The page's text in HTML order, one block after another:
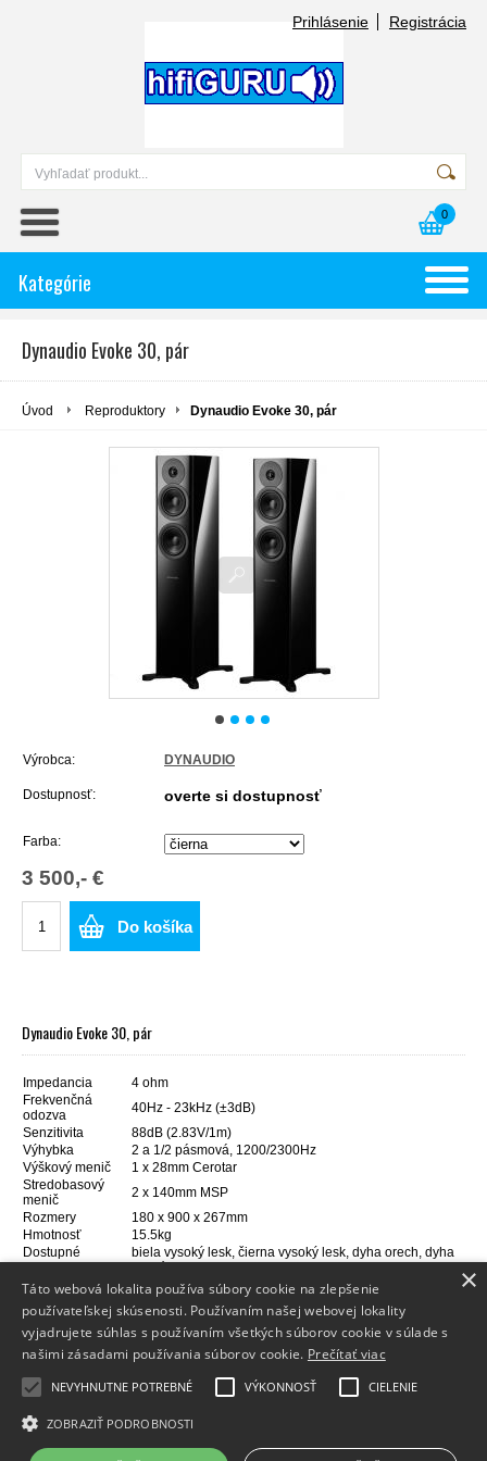
Prihlásenie Registrácia
0
Kategórie
Dynaudio Evoke 30, pár
Úvod Reproduktory Dynaudio Evoke 30, pár
Výrobca: DYNAUDIO
Dostupnosť: overte si dostupnosť
Farba:
3 500,- €
Do košíka
Dynaudio Evoke 30, pár
Impedancia
4 ohm
Frekvenčná
odozva
40Hz - 23kHz (±3dB)
Senzitivita
88dB (2.83V/1m)
Výhybka
2 a 1/2 pásmová, 1200/2300Hz
Výškový menič
1 x 28mm Cerotar
Stredobasový
menič
2 x 140mm MSP
Rozmery
180 x 900 x 267mm
Hmotnosť
15.5kg
Dostupné
biela vysoký lesk, čierna vysoký lesk, dyha orech, dyha
Info
Dodanie tovaru
×
Táto webová lokalita používa súbory cookie na zlepšenie
používateľskej skúsenosti. Používaním našej webovej lokality
vyjadrujete súhlas s používaním všetkých súborov cookie v súlade s
našimi zásadami používania súborov cookie. Prečítať viac
NEVYHNUTNE POTREBNÉ VÝKONNOSŤ CIELENIE
ZOBRAZIŤ PODROBNOSTI